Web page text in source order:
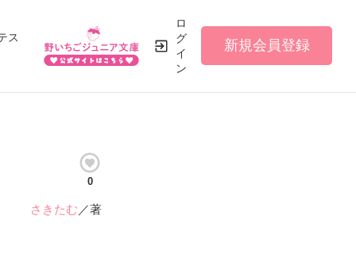
ス
ロ
グ
イ
ン
新規会員登録
0
さきたむ ／著